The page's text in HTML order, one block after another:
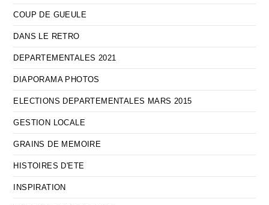
COUP DE GUEULE
DANS LE RETRO
DEPARTEMENTALES 2021
DIAPORAMA PHOTOS
ELECTIONS DEPARTEMENTALES MARS 2015
GESTION LOCALE
GRAINS DE MEMOIRE
HISTOIRES D'ETE
INSPIRATION